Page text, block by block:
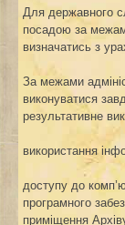
Для державного
посадою за
визначатись з
За межами
виконуватися
результативне
використання
доступу до
програмного
приміщення